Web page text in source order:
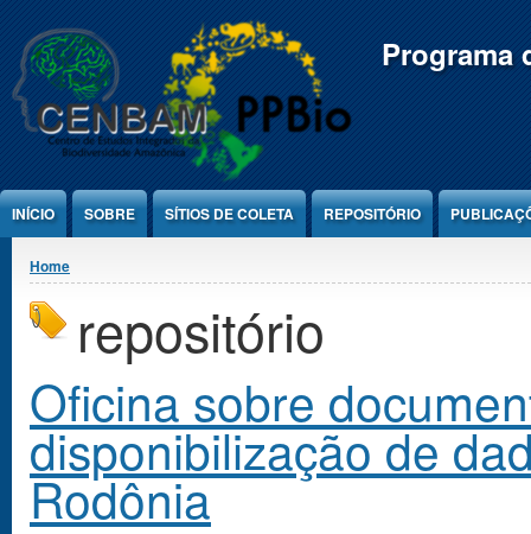
Programa
INÍCIO SOBRE SÍTIOS DE COLETA REPOSITÓRIO
You are here
Home
repositório
Oficina sobre
disponibilização de
Rodônia